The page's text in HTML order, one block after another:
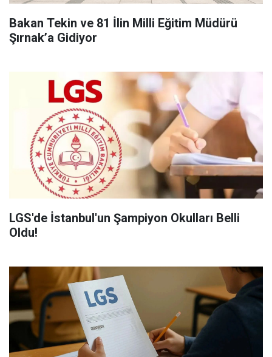
Bakan Tekin ve 81 İlin Milli Eğitim Müdürü
Şırnak’a Gidiyor
LGS'de İstanbul'un Şampiyon Okulları Belli
Oldu!